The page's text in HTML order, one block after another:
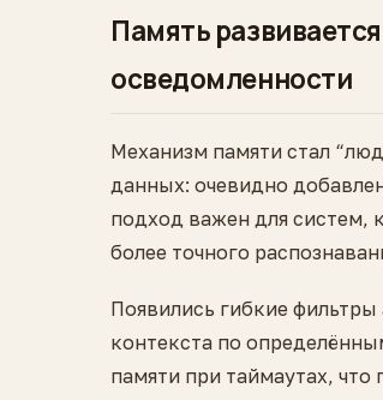
Память
осведомленности
Механизм памяти стал
данных: очевидно
подход важен для систем,
более точного
Появились гибкие
контекста по
памяти при таймаутах,